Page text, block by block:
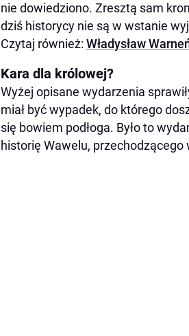
nie dowiedziono. Zresztą sam
dziś historycy nie są w wstanie
Czytaj również: Władysław
Kara dla królowej?
Wyżej opisane wydarzenia
miał być wypadek, do którego
się bowiem podłoga. Było to
historię Wawelu,